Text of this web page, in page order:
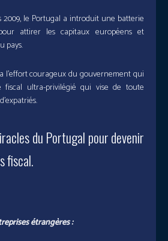
2009, le Portugal a introduit une batterie
attirer les capitaux européens et
pays.
l’effort courageux du gouvernement qui
fiscal ultra-privilégié qui vise de toute
du Portugal pour devenir
fiscal.
étrangères :